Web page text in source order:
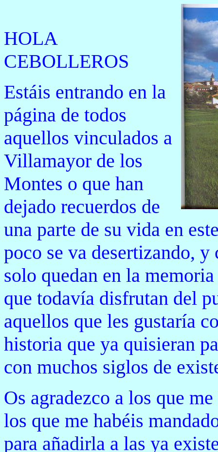
HOLA
CEBOLLEROS
Estáis entrando en la
página de todos
aquellos vinculados a
Villamayor de los
Montes o que han
dejado recuerdos de
una parte de su vida en
poco se va desertizando,
solo quedan en la
que todavía disfrutan del
aquellos que les gustaría
historia que ya quisieran
con muchos siglos de
Os agradezco a los que
los que me habéis
para añadirla a las ya